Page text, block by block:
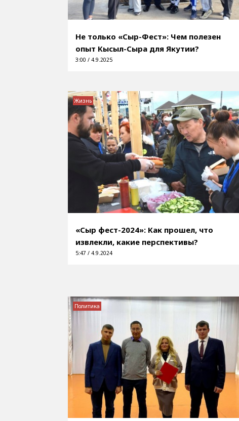
Не только «Сыр-Фест»: Чем полезен
опыт Кысыл-Сыра для Якутии?
3:00 / 4.9.2025
«Сыр фест-2024»: Как прошел, что
извлекли, какие перспективы?
5:47 / 4.9.2024
Жизнь
Политика